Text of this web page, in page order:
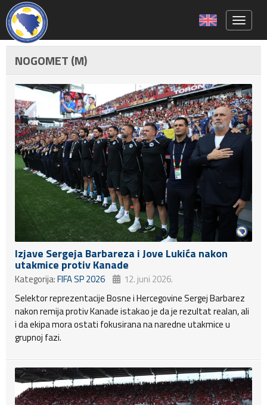
NOGOMET (M)
Izjave Sergeja Barbareza i Jove Lukića nakon
utakmice protiv Kanade
Kategorija:FIFA SP 2026
12. juni 2026.
Selektor reprezentacije Bosne i Hercegovine Sergej Barbarez
nakon remija protiv Kanade istakao je da je rezultat realan, ali
i da ekipa mora ostati fokusirana na naredne utakmice u
grupnoj fazi.